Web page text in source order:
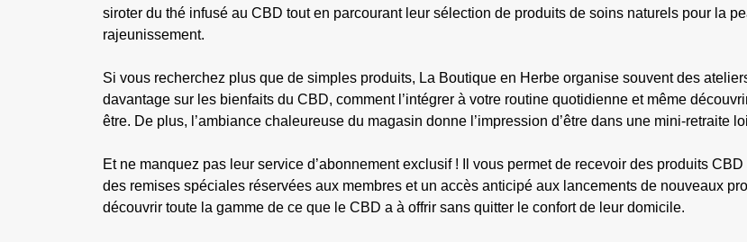
siroter du thé infusé au CBD tout en parcourant leur sélection de produits de soins naturels pour la
rajeunissement.
Si vous recherchez plus que de simples produits, La Boutique en Herbe organise souvent des
davantage sur les bienfaits du CBD, comment l’intégrer à votre routine quotidienne et même
être. De plus, l’ambiance chaleureuse du magasin donne l’impression d’être dans une mini-retraite
Et ne manquez pas leur service d’abonnement exclusif ! Il vous permet de recevoir des produits
des remises spéciales réservées aux membres et un accès anticipé aux lancements de nouveaux
découvrir toute la gamme de ce que le CBD a à offrir sans quitter le confort de leur domicile.